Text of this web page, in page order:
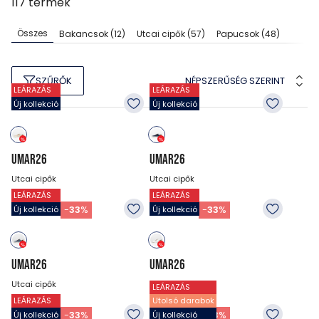
Összes Bakancsok(12) Utcai cipők(57) Papucsok(48)
SZŰRŐK NÉPSZERŰSÉG SZERINT
LEÁRAZÁS
Új kollekció
UMAR26
Utcai cipők
11 990Ft
7 990Ft -33%
LEÁRAZÁS
Új kollekció
UMAR26
Utcai cipők
11 990Ft
7 990Ft -33%
LEÁRAZÁS
Új kollekció
UMAR26
Utcai cipők
11 990Ft
7 990Ft -33%
LEÁRAZÁS
Új kollekció
UMAR26
Utcai cipők
11 990Ft
7 990Ft 33%
LEÁRAZÁS
Új kollekció
LEÁRAZÁS
Utolsó darabok
Új kollekció